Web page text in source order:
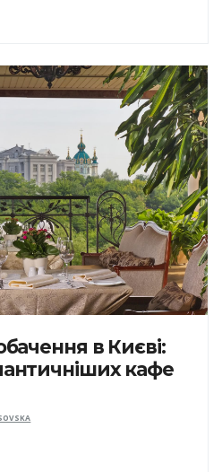
в Києві:
кафе